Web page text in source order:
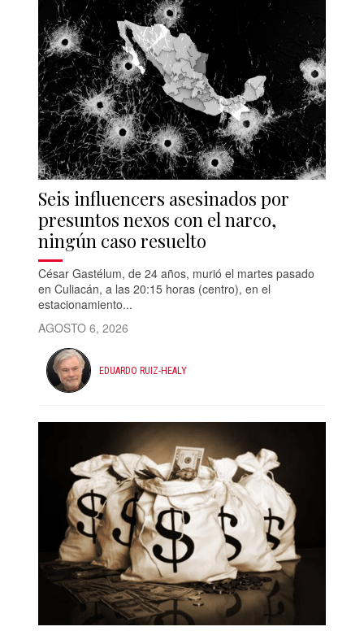
Seis influencers asesinados por
presuntos nexos con el narco,
ningún caso resuelto
César Gastélum, de 24 años, murió el martes pasado
en Culiacán, a las 20:15 horas (centro), en el
estacionamiento...
AGOSTO 6, 2026
EDUARDO RUIZ-HEALY